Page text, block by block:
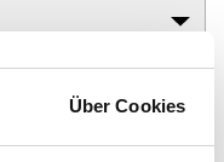
Über Cookies